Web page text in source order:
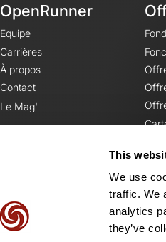
This
We use
traffic. We
analytics
they’ve
OpenRunner
Equipe
Carrières
À propos
Contact
Le Mag'